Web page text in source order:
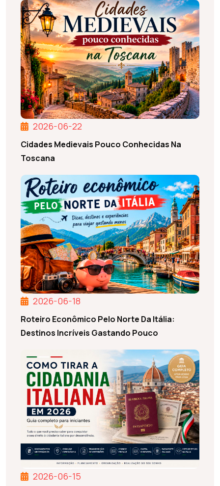
2026-06-22
Cidades Medievais Pouco Conhecidas Na
Toscana
2026-06-18
Roteiro Econômico Pelo Norte Da Itália:
Destinos Incríveis Gastando Pouco
2026-06-15